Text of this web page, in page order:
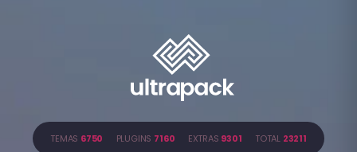
TEMAS 6750 PLUGINS 7160 EXTRAS 9301 TOTAL 23211